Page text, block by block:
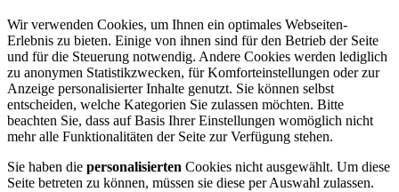
Wir verwenden Cookies, um Ihnen ein optimales Webseiten-
Erlebnis zu bieten. Einige von ihnen sind für den Betrieb der Seite
und für die Steuerung notwendig. Andere Cookies werden lediglich
zu anonymen Statistikzwecken, für Komforteinstellungen oder zur
Anzeige personalisierter Inhalte genutzt. Sie können selbst
entscheiden, welche Kategorien Sie zulassen möchten. Bitte
beachten Sie, dass auf Basis Ihrer Einstellungen womöglich nicht
mehr alle Funktionalitäten der Seite zur Verfügung stehen.
Sie haben die personalisierten Cookies nicht ausgewählt. Um diese
Seite betreten zu können, müssen sie diese per Auswahl zulassen.